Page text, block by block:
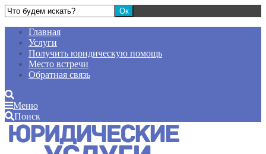
Главная
Услуги
Получить юридическую помощь
Место встречи
Обратная связь
Меню
Поиск